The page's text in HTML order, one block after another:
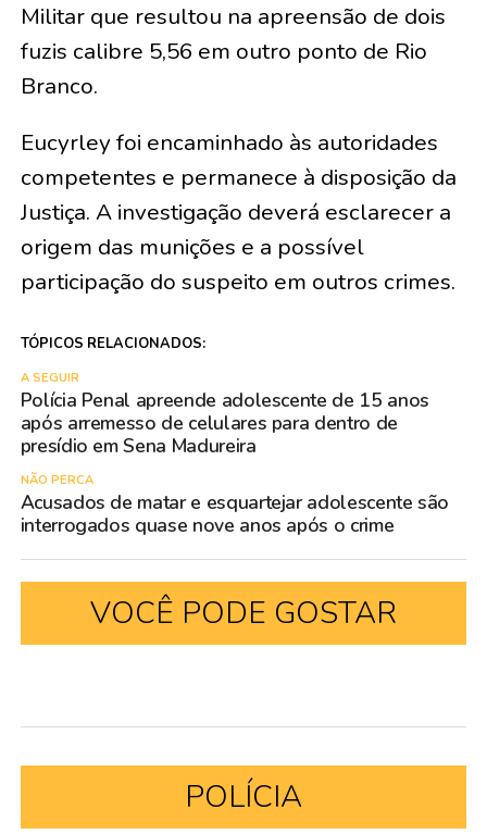
Militar que resultou na apreensão de dois
fuzis calibre 5,56 em outro ponto de Rio
Branco.
Eucyrley foi encaminhado às autoridades
competentes e permanece à disposição da
Justiça. A investigação deverá esclarecer a
origem das munições e a possível
participação do suspeito em outros crimes.
TÓPICOS RELACIONADOS:
A SEGUIR
Polícia Penal apreende adolescente de 15 anos
após arremesso de celulares para dentro de
presídio em Sena Madureira
NÃO PERCA
Acusados de matar e esquartejar adolescente são
interrogados quase nove anos após o crime
VOCÊ PODE GOSTAR
POLÍCIA